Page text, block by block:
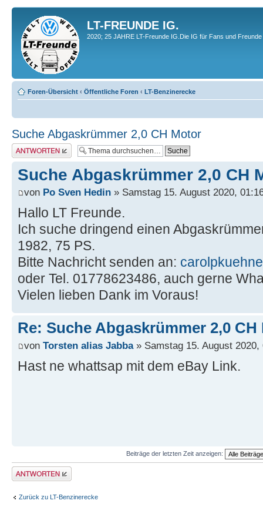
LT-FREUNDE IG.
2020; 25 JAHRE LT-Freunde IG.Die IG für Fans und
Foren-Übersicht ‹ Öffentliche Foren ‹ LT-Benzinerecke
Suche Abgaskrümmer 2,0 CH Motor
Antwort erstellen
Suche Abgaskrümmer 2,0 CH
von Po Sven Hedin » Samstag 15. August 2020,
Hallo LT Freunde.
Ich suche dringend einen
1982, 75 PS.
Bitte Nachricht senden an:
oder Tel. 01778623486, auch gerne
Vielen lieben Dank im Voraus!
Re: Suche Abgaskrümmer 2,0
von Torsten alias Jabba» Samstag 15. August 2020,
Hast ne whattsap mit dem eBay Link.
Beiträge der letzten Zeit anzeigen:
Antwort erstellen
Zurück zu LT-Benzinerecke